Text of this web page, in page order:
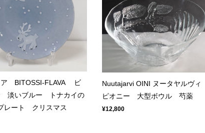
ア BITOSSI-FLAVA ビ
淡いブルー トナカイの
レート クリスマス
Nuutajarvi OINI ヌータヤルヴィ
ピオニー 大型ボウル 芍薬
¥12,800